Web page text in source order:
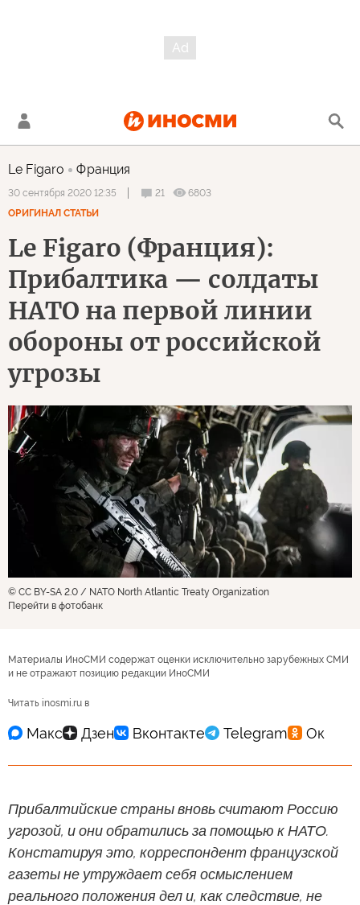
Le Figaro Франция
30 сентября 2020 12:35 21
6803
ОРИГИНАЛ СТАТЬИ
Le Figaro (Франция):
Прибалтика — солдаты
НАТО на первой линии
обороны от российской
угрозы
© CC BY-SA 2.0 / NATO North Atlantic Treaty Organization
Перейти в фотобанк
Материалы ИноСМИ содержат оценки исключительно зарубежных СМИ
и не отражают позицию редакции ИноСМИ
Читать inosmi.ru в
Прибалтийские страны вновь считают Россию
угрозой, и они обратились за помощью к НАТО.
Констатируя это, корреспондент французской
газеты не утруждает себя осмыслением
реального положения дел и, как следствие, не